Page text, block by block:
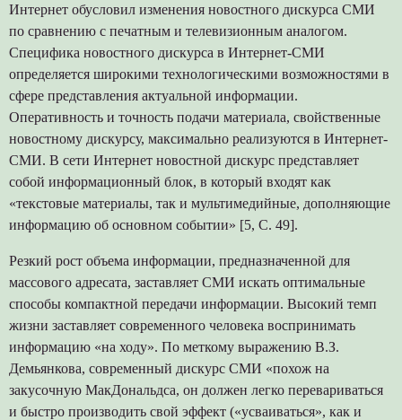
Интернет обусловил изменения новостного дискурса СМИ
по сравнению с печатным и телевизионным аналогом.
Специфика новостного дискурса в Интернет-СМИ
определяется широкими технологическими возможностями в
сфере представления актуальной информации.
Оперативность и точность подачи материала, свойственные
новостному дискурсу, максимально реализуются в Интернет-
СМИ. В сети Интернет новостной дискурс представляет
собой информационный блок, в который входят как
«текстовые материалы, так и мультимедийные, дополняющие
информацию об основном событии» [5, С. 49].
Резкий рост объема информации, предназначенной для
массового адресата, заставляет СМИ искать оптимальные
способы компактной передачи информации. Высокий темп
жизни заставляет современного человека воспринимать
информацию «на ходу». По меткому выражению В.З.
Демьянкова, современный дискурс СМИ «похож на
закусочную МакДональдса, он должен легко перевариваться
и быстро производить свой эффект («усваиваться», как и